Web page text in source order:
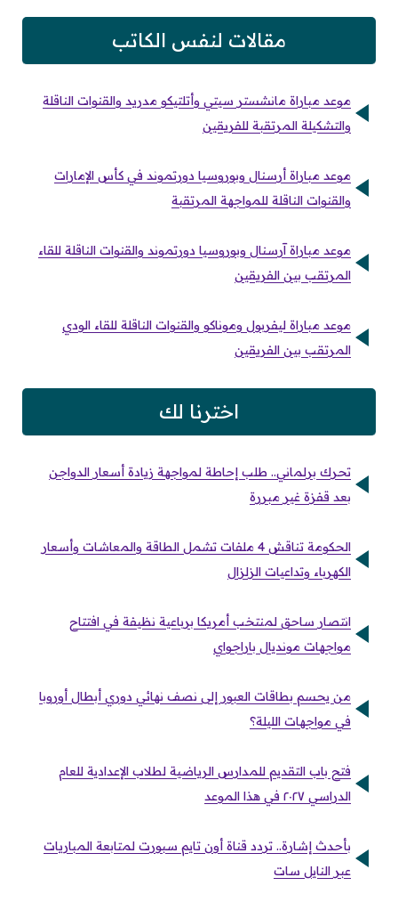
مقالات لنفس الكاتب
موعد مباراة مانشستر سيتي وأتلتيكو مدريد والقنوات الناقلة
والتشكيلة المرتقبة للفريقين
موعد مباراة أرسنال وبوروسيا دورتموند في كأس الإمارات
والقنوات الناقلة للمواجهة المرتقبة
موعد مباراة آرسنال وبوروسيا دورتموند والقنوات الناقلة للقاء
المرتقب بين الفريقين
موعد مباراة ليفربول وموناكو والقنوات الناقلة للقاء الودي
المرتقب بين الفريقين
اخترنا لك
تحرك برلماني.. طلب إحاطة لمواجهة زيادة أسعار الدواجن
بعد قفزة غير مبررة
الحكومة تناقش 4 ملفات تشمل الطاقة والمعاشات وأسعار
الكهرباء وتداعيات الزلزال
انتصار ساحق لمنتخب أمريكا برباعية نظيفة في افتتاح
مواجهات مونديال باراجواي
من يحسم بطاقات العبور إلى نصف نهائي دوري أبطال أوروبا
في مواجهات الليلة؟
فتح باب التقديم للمدارس الرياضية لطلاب الإعدادية للعام
الدراسي ٢٠٢٧ في هذا الموعد
بأحدث إشارة.. تردد قناة أون تايم سبورت لمتابعة المباريات
عبر النايل سات